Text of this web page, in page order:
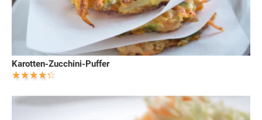
Karotten-Zucchini-Puffer